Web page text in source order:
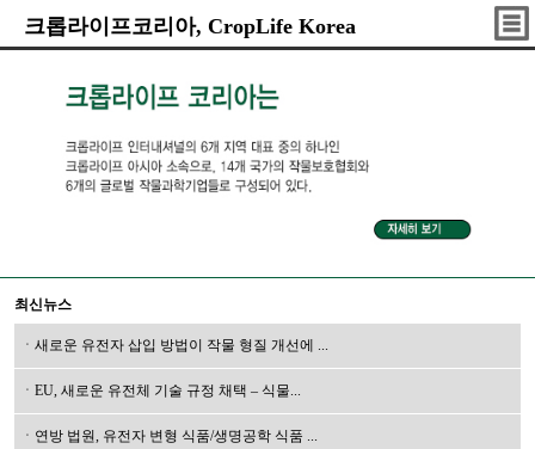
크롭라이프코리아, CropLife Korea
최신뉴스
ㆍ새로운 유전자 삽입 방법이 작물 형질 개선에 ...
ㆍEU, 새로운 유전체 기술 규정 채택 – 식물...
ㆍ연방 법원, 유전자 변형 식품/생명공학 식품 ...